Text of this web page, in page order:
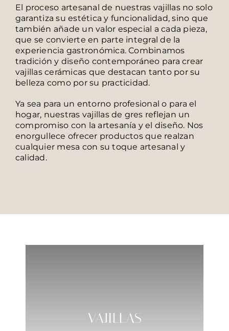
El proceso artesanal de nuestras vajillas no solo
garantiza su estética y funcionalidad, sino que
también añade un valor especial a cada pieza,
que se convierte en parte integral de la
experiencia gastronómica. Combinamos
tradición y diseño contemporáneo para crear
vajillas cerámicas que destacan tanto por su
belleza como por su practicidad.
Ya sea para un entorno profesional o para el
hogar, nuestras vajillas de gres reflejan un
compromiso con la artesanía y el diseño. Nos
enorgullece ofrecer productos que realzan
cualquier mesa con su toque artesanal y
calidad.
VAJILLAS